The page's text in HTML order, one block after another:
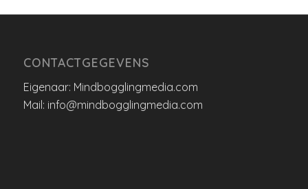
CONTACTGEGEVENS
Eigenaar: Mindbogglingmedia.com
Mail: info@mindbogglingmedia.com